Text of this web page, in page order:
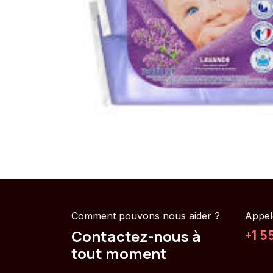
Comment pouvons nous aider ?
Contactez-nous à
tout moment
+1